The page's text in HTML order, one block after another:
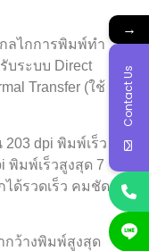
ลไกการพิมพ์ทำ
บระบบ Direct
Transfer (ใช้
203 dpi พิมพ์เร็ว
พิมพ์เร็วสูงสุด 7
ด้รวดเร็ว คมชัด
กว้างพิมพ์สูงสุด
→
Contact Us